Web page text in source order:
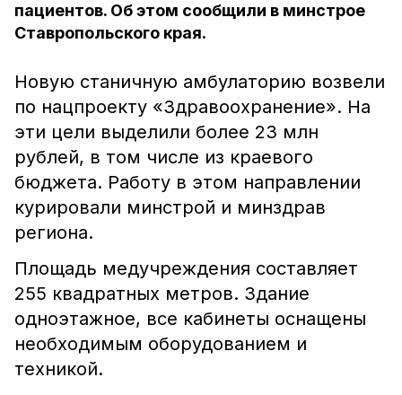
пациентов. Об этом сообщили в минстрое
Ставропольского края.
Новую станичную амбулаторию возвели
по нацпроекту «Здравоохранение». На
эти цели выделили более 23 млн
рублей, в том числе из краевого
бюджета. Работу в этом направлении
курировали минстрой и минздрав
региона.
Площадь медучреждения составляет
255 квадратных метров. Здание
одноэтажное, все кабинеты оснащены
необходимым оборудованием и
техникой.